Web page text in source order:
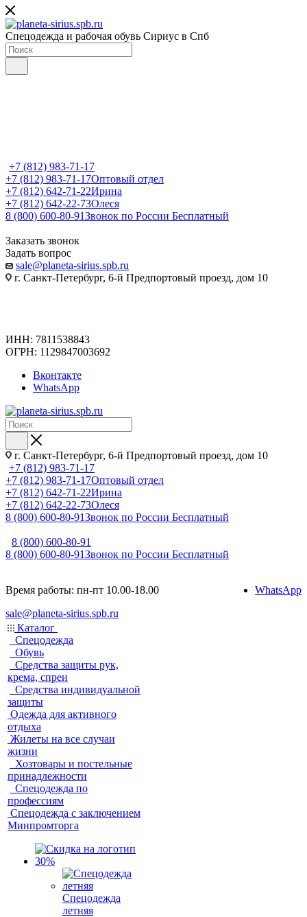
Спецодежда и рабочая обувь Сириус в Спб
+7 (812) 983-71-17
+7 (812) 983-71-17Оптовый отдел
+7 (812) 642-71-22Ирина
+7 (812) 642-22-73Олеся
8 (800) 600-80-91Звонок по России Бесплатный
Заказать звонок
Задать вопрос
sale@planeta-sirius.spb.ru
г. Санкт-Петербург, 6-й Предпортовый проезд, дом 10
ИНН: 7811538843
ОГРН: 1129847003692
Вконтакте
WhatsApp
г. Санкт-Петербург, 6-й Предпортовый проезд, дом 10
+7 (812) 983-71-17
+7 (812) 983-71-17Оптовый отдел
+7 (812) 642-71-22Ирина
+7 (812) 642-22-73Олеся
8 (800) 600-80-91Звонок по России Бесплатный
8 (800) 600-80-91
8 (800) 600-80-91Звонок по России Бесплатный
Время работы: пн-пт 10.00-18.00
sale@planeta-sirius.spb.ru
WhatsApp
Каталог
Спецодежда
Обувь
Средства защиты рук,
крема, спреи
Средства индивидуальной
защиты
Одежда для активного
отдыха
Жилеты на все случаи
жизни
Хозтовары и постельные
принадлежности
Спецодежда по
профессиям
Спецодежда с заключением
Минпромторга
Спецодежда
летняя